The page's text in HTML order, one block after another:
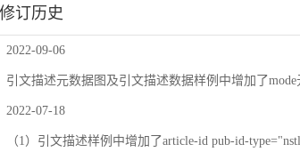
修订历史
2022-09-06
引文描述元数据图及引文描述数据样例中增加了mode
2022-07-18
（1）引文描述样例中增加了article-id pub-id-